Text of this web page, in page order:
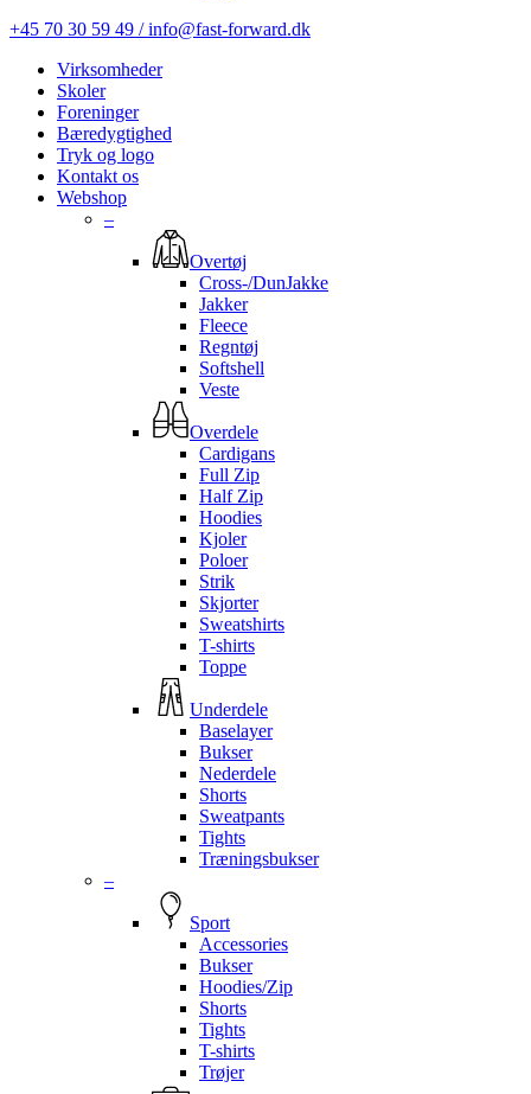
+45 70 30 59 49 / info@fast-forward.dk
Virksomheder
Skoler
Foreninger
Bæredygtighed
Tryk og logo
Kontakt os
Webshop
–
Overtøj
Cross-/DunJakke
Jakker
Fleece
Regntøj
Softshell
Veste
Overdele
Cardigans
Full Zip
Half Zip
Hoodies
Kjoler
Poloer
Strik
Skjorter
Sweatshirts
T-shirts
Toppe
Underdele
Baselayer
Bukser
Nederdele
Shorts
Sweatpants
Tights
Træningsbukser
–
Sport
Accessories
Bukser
Hoodies/Zip
Shorts
Tights
T-shirts
Trøjer